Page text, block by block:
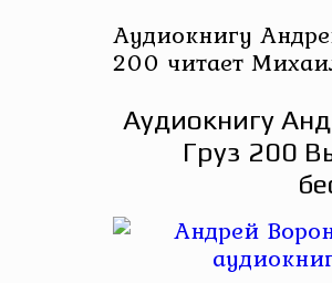
Аудиокнигу
200 читает
Аудиокнигу
Груз 200